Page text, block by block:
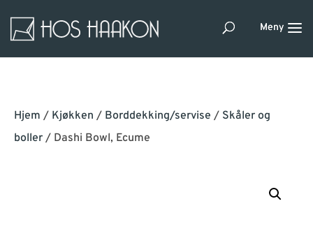
Hjem / Kjøkken / Borddekking/servise / Skåler og
boller / Dashi Bowl, Ecume